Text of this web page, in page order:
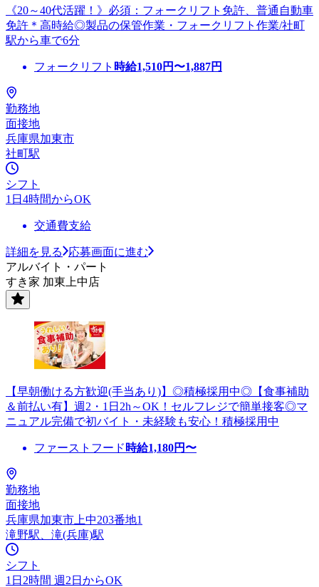
《20～40代活躍！》必須：フォークリフト免許、普通自動車
免許＊高時給◎製品の保管作業・フォークリフト作業/社町
駅から車で6分
フォークリフト 時給1,510円〜1,887円
勤務地
面接地
兵庫県加東市
社町駅
シフト
1日4時間からOK
交通費支給
詳細を見る
応募画面に進む
アルバイト・パート
すき家 加東上中店
【早朝働ける方歓迎(手当あり)】◎積極採用中◎【食事補助
＆前払い有】週2・1日2h～OK！セルフレジで簡単接客◎マ
ニュアル完備で初バイト・未経験も安心！積極採用中
ファーストフード 時給1,180円〜
勤務地
面接地
兵庫県加東市上中203番地1
滝野駅、滝(兵庫)駅
シフト
1日2時間 週2日からOK